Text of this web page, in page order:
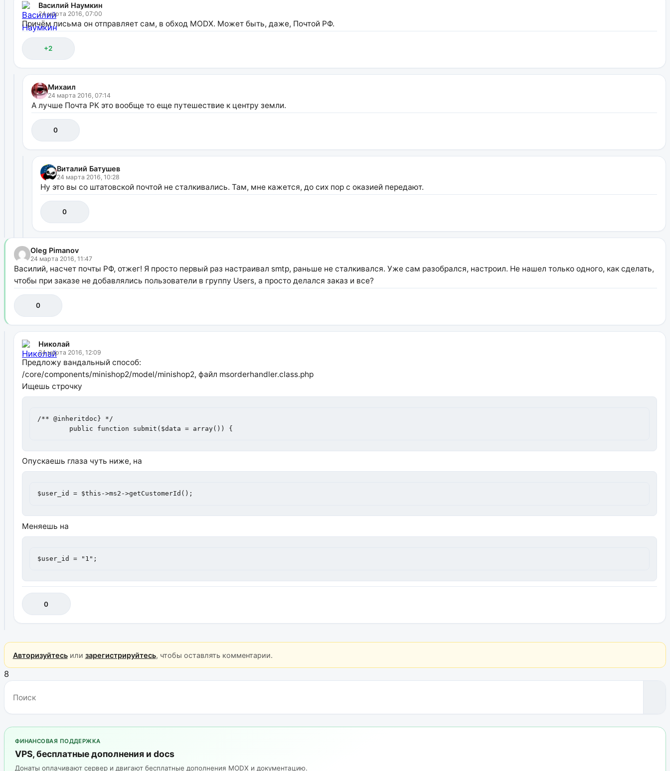
Василий Наумкин
24 марта 2016, 07:00
Причём письма он отправляет сам, в обход MODX. Может быть, даже, Почтой РФ.
+2
Михаил
24 марта 2016, 07:14
А лучше Почта РК это вообще то еще путешествие к центру земли.
0
Виталий Батушев
24 марта 2016, 10:28
Ну это вы со штатовской почтой не сталкивались. Там, мне кажется, до сих пор с оказией передают.
0
Oleg Pimanov
24 марта 2016, 11:47
Василий, насчет почты РФ, отжег! Я просто первый раз настраивал smtp, раньше не сталкивался. Уже сам разобрался, настроил. Не нашел только одного, как сделать,
чтобы при заказе не добавлялись пользователи в группу Users, а просто делался заказ и все?
0
Николай
24 марта 2016, 12:09
Предложу вандальный способ:
/core/components/minishop2/model/minishop2, файл msorderhandler.class.php
Ищешь строчку
/** @inheritdoc} */
	public function submit($data = array()) {
Опускаешь глаза чуть ниже, на
$user_id = $this->ms2->getCustomerId();
Меняешь на
$user_id = "1";
0
Авторизуйтесьили зарегистрируйтесь, чтобы оставлять комментарии.
8
ФИНАНСОВАЯ ПОДДЕРЖКА
VPS, бесплатные дополнения и docs
Донаты оплачивают сервер и двигают бесплатные дополнения MODX и документацию.